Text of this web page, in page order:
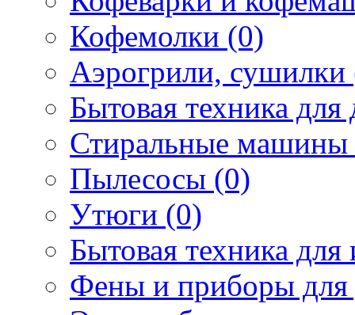
Кофемолки (0)
Аэрогрили, сушилки
Бытовая техника
Стиральные машины
Пылесосы (0)
Утюги (0)
Бытовая техника
Фены и приборы для